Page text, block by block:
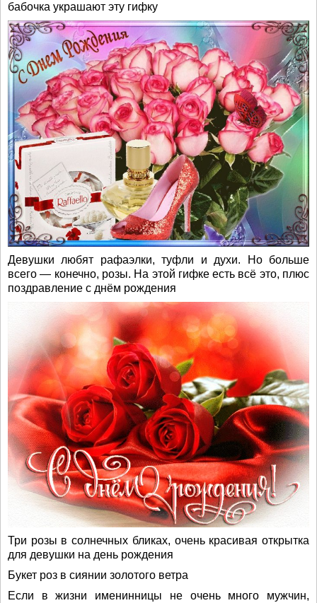
бабочка украшают эту гифку
Девушки любят рафаэлки, туфли и духи. Но больше
всего — конечно, розы. На этой гифке есть всё это, плюс
поздравление с днём рождения
Три розы в солнечных бликах, очень красивая открытка
для девушки на день рождения
Букет роз в сиянии золотого ветра
Если в жизни именинницы не очень много мужчин,